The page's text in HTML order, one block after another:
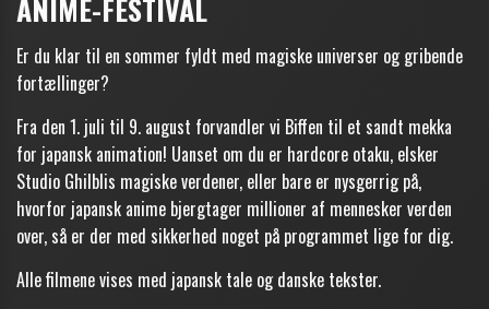
ANIMÉ-FESTIVAL
Er du klar til en sommer fyldt med magiske universer og gribende
fortællinger?
Fra den 1. juli til 9. august forvandler vi Biffen til et sandt mekka
for japansk animation! Uanset om du er hardcore otaku, elsker
Studio Ghilblis magiske verdener, eller bare er nysgerrig på,
hvorfor japansk anime bjergtager millioner af mennesker verden
over, så er der med sikkerhed noget på programmet lige for dig.
Alle filmene vises med japansk tale og danske tekster.